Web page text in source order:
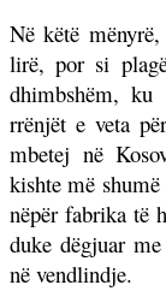
Në këtë
lirë, por si
dhimbshëm,
rrënjët e veta
mbetej në
kishte më
nëpër fabrika të
duke dëgjuar
në vendlindje.